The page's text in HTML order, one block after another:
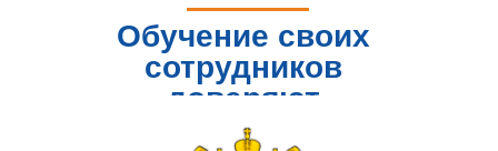
Обучение своих
сотрудников
доверяют